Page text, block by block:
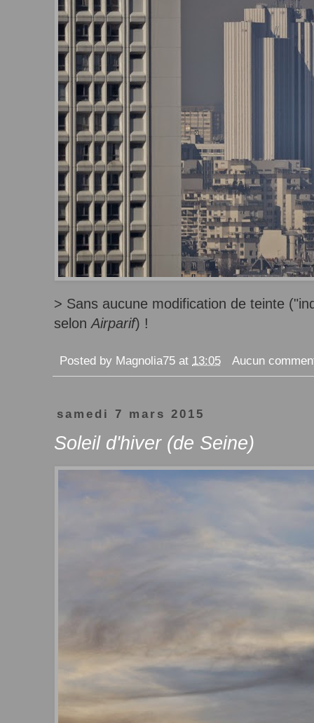
> Sans aucune modification de teinte
selon Airparif) !
Posted by Magnolia75 at 13:05 Aucun
samedi 7 mars 2015
Soleil d'hiver (de Seine)